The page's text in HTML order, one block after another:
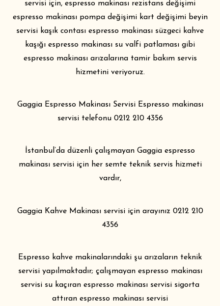
servisi için, espresso makinası rezistans değişimi
espresso makinası pompa değişimi kart değişimi beyin
servisi kaşık contası espresso makinası süzgeci kahve
kaşığı espresso makinası su valfi patlaması gibi
espresso makinası arızalarına tamir bakım servis
hizmetini veriyoruz.
Gaggia Espresso Makinası Servisi Espresso makinası
servisi telefonu 0212 210 4356
İstanbul’da düzenli çalışmayan Gaggia espresso
makinası servisiiçin her semte teknik servis hizmeti
vardır,
Gaggia Kahve Makinası servisiiçin arayınız 0212 210
4356
Espresso kahve makinalarındaki şu arızaların teknik
servisi yapılmaktadır; çalışmayan espresso makinası
servisi su kaçıran espresso makinası servisi sigorta
attıran espresso makinası servisi